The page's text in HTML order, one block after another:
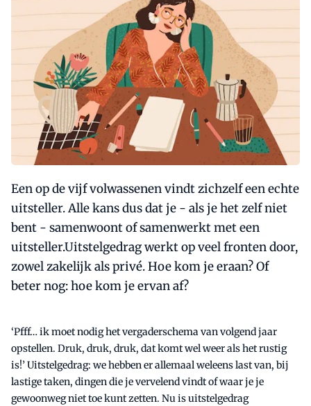
Een op de vijf volwassenen vindt zichzelf een echte
uitsteller. Alle kans dus dat je - als je het zelf niet
bent - samenwoont of samenwerkt met een
uitsteller.Uitstelgedrag werkt op veel fronten door,
zowel zakelijk als privé. Hoe kom je eraan? Of
beter nog: hoe kom je ervan af?
‘Pfff… ik moet nodig het vergaderschema van volgend jaar
opstellen. Druk, druk, druk, dat komt wel weer als het rustig
is!’ Uitstelgedrag: we hebben er allemaal weleens last van, bij
lastige taken, dingen die je vervelend vindt of waar je je
gewoonweg niet toe kunt zetten. Nu is uitstelgedrag